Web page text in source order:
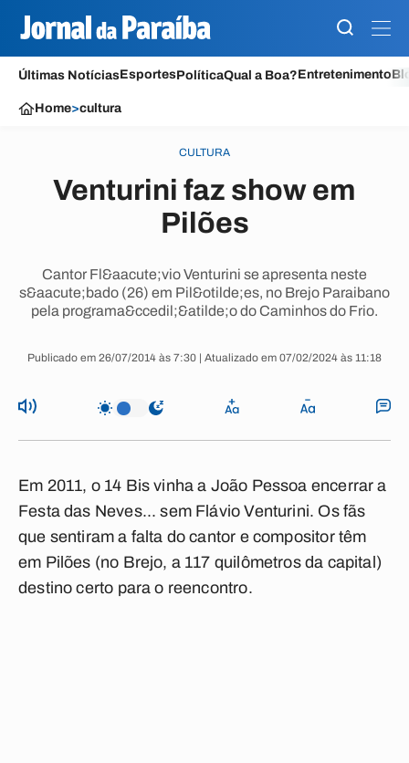
Últimas NotíciasEsportesPolíticaQual a Boa?Entretenimento
Home>cultura
CULTURA
Venturini faz show em
Pilões
Cantor Fl&aacute;vio Venturini se apresenta neste
s&aacute;bado (26) em Pil&otilde;es, no Brejo Paraibano
pela programa&ccedil;&atilde;o do Caminhos do Frio.
Publicado em 26/07/2014 às 7:30 | Atualizado em 07/02/2024 às 11:18
Em 2011, o 14 Bis vinha a João Pessoa encerrar a
Festa das Neves... sem Flávio Venturini. Os fãs
que sentiram a falta do cantor e compositor têm
em Pilões (no Brejo, a 117 quilômetros da capital)
destino certo para o reencontro.